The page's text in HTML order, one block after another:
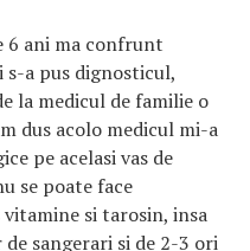
6 ani ma confrunt
s-a pus dignosticul,
la medicul de familie o
dus acolo medicul mi-a
pe acelasi vas de
se poate face
si tarosin, insa
sangerari si de 2-3 ori